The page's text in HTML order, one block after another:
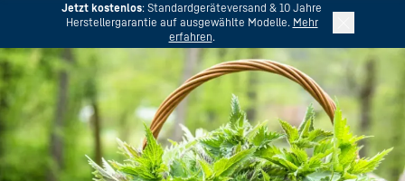
Jetzt kostenlos: Standardgeräteversand & 10 Jahre
Herstellergarantie auf ausgewählte Modelle. Mehr
erfahren.